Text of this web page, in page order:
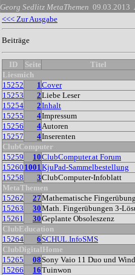
Georg Sedlitz MetaThemen 09.03.2013
<<< Zur Ausgabe
Beiträge
ID Seite
Titel
Liesmich
15252
1Cover
15253
2Liebe Leser
15254
2Inhalt
15255
4Impressum
15256
4Autoren
15257
4Inserenten
ClubComputer
15259
10ClubComputer.at Forum
15260 1001KjuPad-Sammelbestellung
15258
3ClubComputer-Infoblatt
MetaThemen
15262
27Mathematische
15263
30Math. Fingerübungen 3-
15261
30Geplante Obsoleszenz
ClubEducation
15264
6SCHUL.InfoSMS
ClubDigitalHome
15265
08Sony Vaio 11 Duo und
15266
16Tuinwon